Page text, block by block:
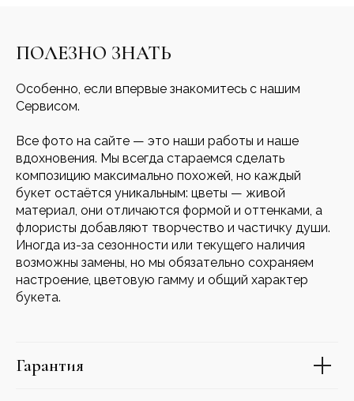
ПОЛЕЗНО ЗНАТЬ
Особенно, если впервые знакомитесь с нашим
Сервисом.
Все фото на сайте — это наши работы и наше
вдохновения. Мы всегда стараемся сделать
композицию максимально похожей, но каждый
букет остаётся уникальным: цветы — живой
материал, они отличаются формой и оттенками, а
флористы добавляют творчество и частичку души.
Иногда из-за сезонности или текущего наличия
возможны замены, но мы обязательно сохраняем
настроение, цветовую гамму и общий характер
букета.
Гарантия